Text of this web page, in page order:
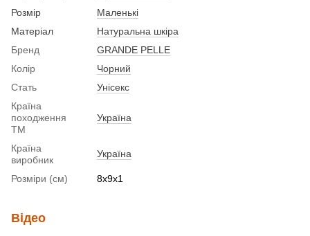
Розмір
Маленькі
Матеріал
Натуральна шкіра
Бренд
GRANDE PELLE
Колір
Чорний
Стать
Унісекс
Країна
походження
ТМ
Україна
Країна
виробник
Україна
Розміри (см) 8х9х1
Відео